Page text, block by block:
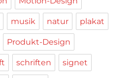
musik natur plakat
Produkt-Design
schriften signet